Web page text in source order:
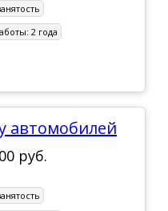
2 года
автомобилей
руб.